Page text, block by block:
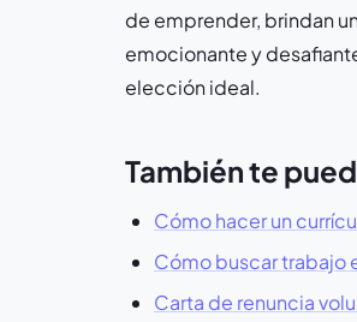
de emprender, brindan
emocionante y
elección ideal.
También te
Cómo hacer un
Cómo buscar trabajo
Carta de renuncia